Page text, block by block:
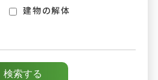
建物の解体